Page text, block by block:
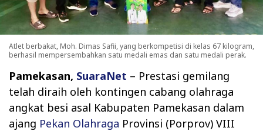
Atlet berbakat, Moh. Dimas Safii, yang berkompetisi di kelas 67 kilogram,
berhasil mempersembahkan satu medali emas dan satu medali perak.
Pamekasan, SuaraNet – Prestasi gemilang
telah diraih oleh kontingen cabang olahraga
angkat besi asal Kabupaten Pamekasan dalam
ajang Pekan Olahraga Provinsi (Porprov) VIII